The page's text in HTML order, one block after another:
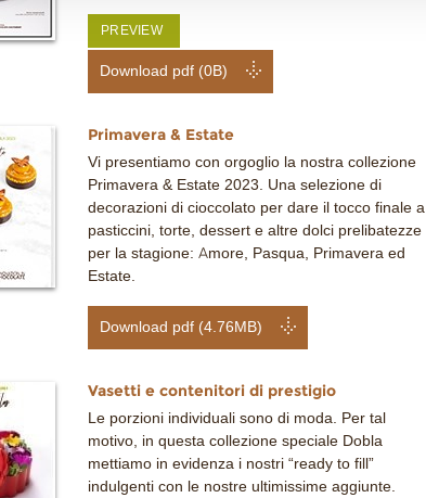
PREVIEW
Download pdf (0B)
Primavera & Estate
Vi presentiamo con orgoglio la nostra collezione
Primavera & Estate 2023. Una selezione di
decorazioni di cioccolato per dare il tocco finale a
pasticcini, torte, dessert e altre dolci prelibatezze
per la stagione: Amore, Pasqua, Primavera ed
Estate.
Download pdf (4.76MB)
Vasetti e contenitori di prestigio
Le porzioni individuali sono di moda. Per tal
motivo, in questa collezione speciale Dobla
mettiamo in evidenza i nostri “ready to fill”
indulgenti con le nostre ultimissime aggiunte.